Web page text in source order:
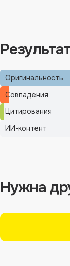
Оригинальность
Совпадения
Цитирования
ИИ-контент
Нужна